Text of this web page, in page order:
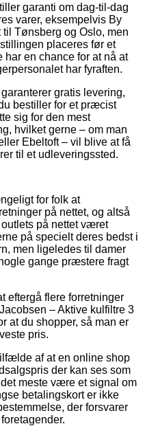
garanti om dag-til-dag
varer, eksempelvis By
Tønsberg og Oslo, men
placeres før et
en chance for at nå at
har fyraften.
gratis levering,
bestiller for et præcist
sig for den mest
hvilket gerne – om man
Ebeltoft – vil blive at få
til et udleveringssted.
for folk at
på nettet, og altså
på nettet været
på specielt deres bedst i
men ligeledes til damer
gange præstere fragt
eftergå flere forretninger
– Aktive kulfiltre 3
at du shopper, så man er
pris.
af at en online shop
der kan ses som
meste være et signal om
betalingskort er ikke
der forsvarer